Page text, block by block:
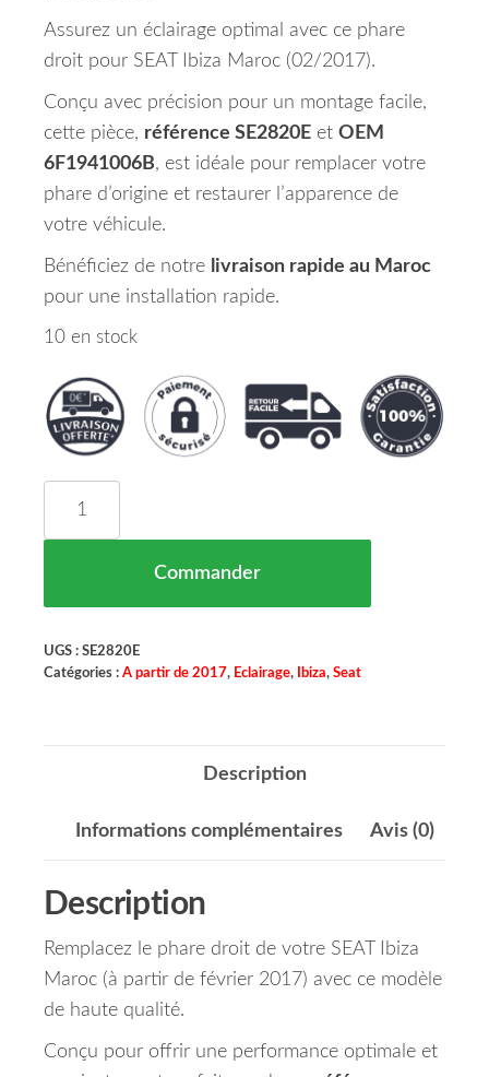
Assurez un éclairage optimal avec ce phare
droit pour SEAT Ibiza Maroc (02/2017).
Conçu avec précision pour un montage facile,
cette pièce, référence SE2820E et OEM
6F1941006B, est idéale pour remplacer votre
phare d’origine et restaurer l’apparence de
votre véhicule.
Bénéficiez de notre livraison rapide au Maroc
pour une installation rapide.
10 en stock
Commander
UGS : SE2820E
Catégories : A partir de 2017, Eclairage, Ibiza, Seat
Description
Informations complémentaires Avis (0)
Description
Remplacez le phare droit de votre SEAT Ibiza
Maroc (à partir de février 2017) avec ce modèle
de haute qualité.
Conçu pour offrir une performance optimale et